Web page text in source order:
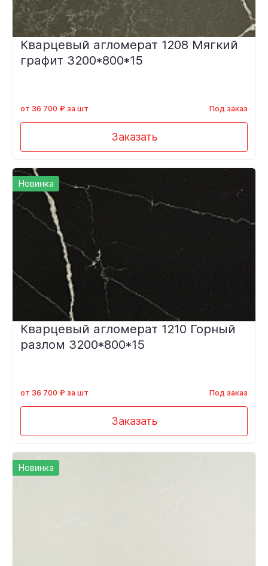
Кварцевый агломерат 1208 Мягкий
графит 3200*800*15
от 36 700 ₽ за шт Под заказ
Заказать
Новинка
Кварцевый агломерат 1210 Горный
разлом 3200*800*15
от 36 700 ₽ за шт Под заказ
Заказать
Новинка